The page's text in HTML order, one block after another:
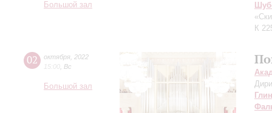
Большой зал
К
02 октября 2022
15:00 Вс
Большой зал